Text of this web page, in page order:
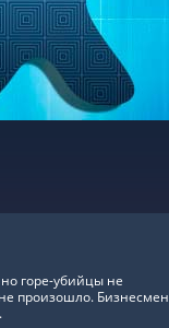
горе-убийцы не
произошло. Бизнесмен